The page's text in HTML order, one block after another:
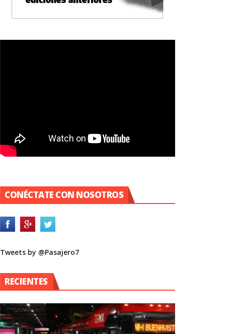
CONÉCTATE CON NOSOTROS
Tweets by @Pasajero7
RECIENTES